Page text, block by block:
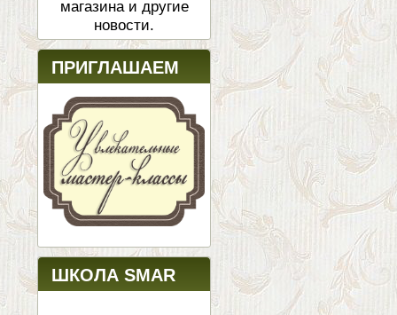
магазина и другие
новости.
ПРИГЛАШАЕМ
ШКОЛА SMAR